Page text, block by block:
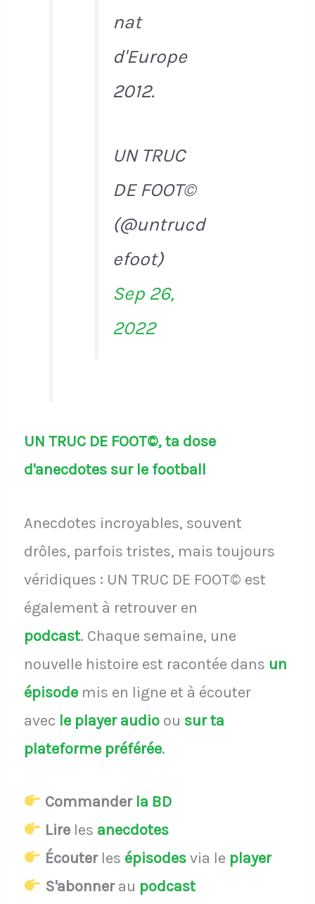
nat
d'Europe
2012.
UN TRUC
DE FOOT©
(@untrucd
efoot)
Sep 26,
2022
UN TRUC DE FOOT©, ta dose
d'anecdotes sur le football
Anecdotes incroyables, souvent
drôles, parfois tristes, mais toujours
véridiques : UN TRUC DE FOOT© est
également à retrouver en
podcast. Chaque semaine, une
nouvelle histoire est racontée dans un
épisodemis en ligne et à écouter
avec le player audio ou sur ta
plateforme préférée.
Commander la BD
Lireles anecdotes
Écouterles épisodesvia le player
S'abonnerau podcast